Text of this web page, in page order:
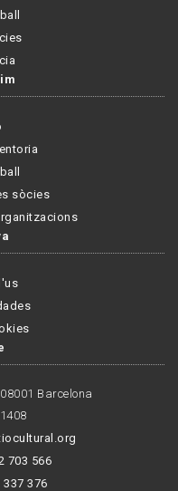
sòcies
Barcelona
703 566
376